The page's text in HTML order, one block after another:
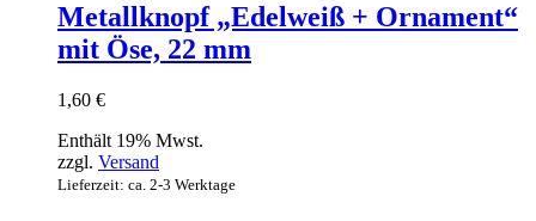
Metallknopf „Edelweiß + Ornament“
mit Öse, 22 mm
1,60 €
Enthält 19% Mwst.
zzgl. Versand
Lieferzeit: ca. 2-3 Werktage